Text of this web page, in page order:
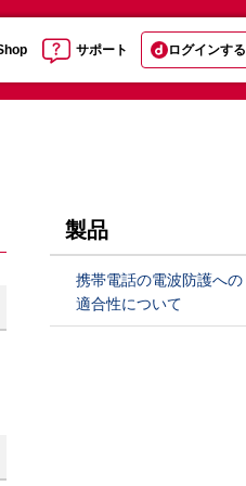
サポート ログインする
製品
携帯電話の電波防護への
適合性について